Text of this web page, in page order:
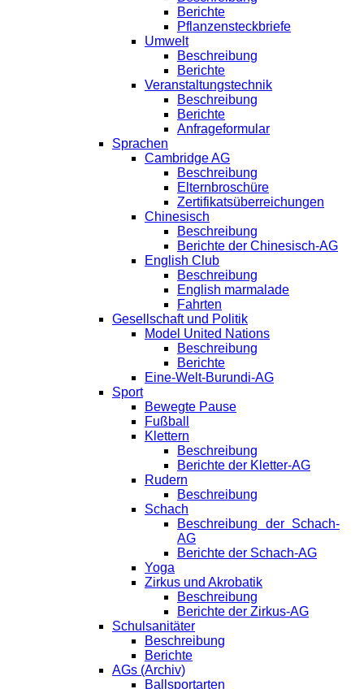
Berichte
Pflanzensteckbriefe
Umwelt
Beschreibung
Berichte
Veranstaltungstechnik
Beschreibung
Berichte
Anfrageformular
Sprachen
Cambridge AG
Beschreibung
Elternbroschüre
Zertifikatsüberreichungen
Chinesisch
Beschreibung
Berichte der Chinesisch-AG
English Club
Beschreibung
English marmalade
Fahrten
Gesellschaft und Politik
Model United Nations
Beschreibung
Berichte
Eine-Welt-Burundi-AG
Sport
Bewegte Pause
Fußball
Klettern
Beschreibung
Berichte der Kletter-AG
Rudern
Beschreibung
Schach
Beschreibung der Schach-
AG
Berichte der Schach-AG
Yoga
Zirkus und Akrobatik
Beschreibung
Berichte der Zirkus-AG
Schulsanitäter
Beschreibung
Berichte
AGs (Archiv)
Ballsportarten